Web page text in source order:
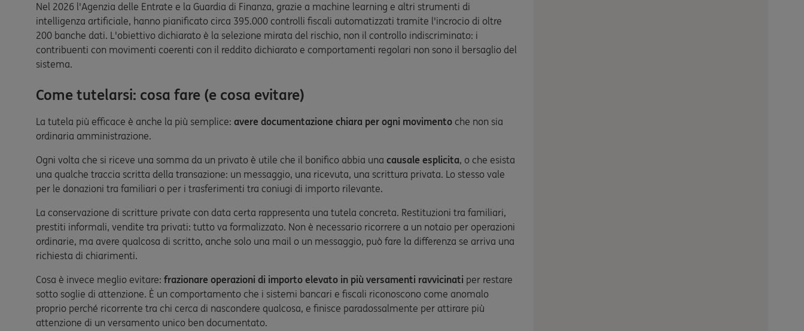
Nel 2026 l'Agenzia delle Entrate e la Guardia di Finanza, grazie a machine learning e altri strumenti di
intelligenza artificiale, hanno pianificato circa 395.000 controlli fiscali automatizzati tramite l'incrocio di oltre
200 banche dati. L'obiettivo dichiarato è la selezione mirata del rischio, non il controllo indiscriminato: i
contribuenti con movimenti coerenti con il reddito dichiarato e comportamenti regolari non sono il bersaglio del
sistema.
Come tutelarsi: cosa fare (e cosa evitare)
La tutela più efficace è anche la più semplice: avere documentazione chiara per ogni movimento che non sia
ordinaria amministrazione.
Ogni volta che si riceve una somma da un privato è utile che il bonifico abbia una causale esplicita, o che esista
una qualche traccia scritta della transazione: un messaggio, una ricevuta, una scrittura privata. Lo stesso vale
per le donazioni tra familiari o per i trasferimenti tra coniugi di importo rilevante.
La conservazione di scritture private con data certa rappresenta una tutela concreta. Restituzioni tra familiari,
prestiti informali, vendite tra privati: tutto va formalizzato. Non è necessario ricorrere a un notaio per operazioni
ordinarie, ma avere qualcosa di scritto, anche solo una mail o un messaggio, può fare la differenza se arriva una
richiesta di chiarimenti.
Cosa è invece meglio evitare: frazionare operazioni di importo elevato in più versamenti ravvicinati per restare
sotto soglie di attenzione. È un comportamento che i sistemi bancari e fiscali riconoscono come anomalo
proprio perché ricorrente tra chi cerca di nascondere qualcosa, e finisce paradossalmente per attirare più
attenzione di un versamento unico ben documentato.